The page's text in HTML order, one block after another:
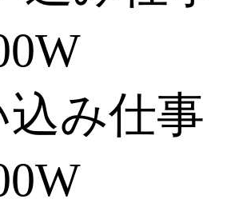
込み仕事